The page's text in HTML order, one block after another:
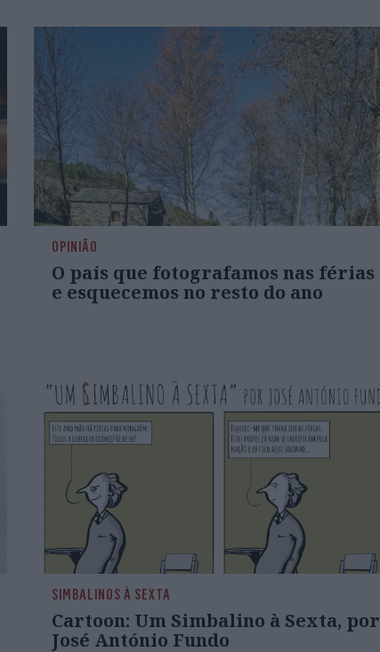
OPINIÃO
O país que fotografamos nas férias
e esquecemos no resto do ano
SIMBALINOS À SEXTA
Cartoon: Um Simbalino à Sexta, por
José António Fundo